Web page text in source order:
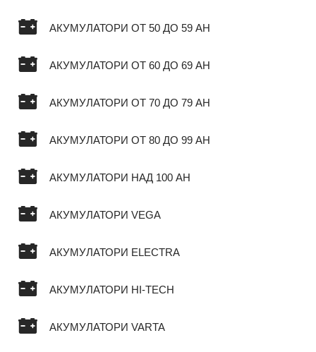
АКУМУЛАТОРИ ОТ 50 ДО 59 AH
АКУМУЛАТОРИ ОТ 60 ДО 69 AH
АКУМУЛАТОРИ ОТ 70 ДО 79 AH
АКУМУЛАТОРИ ОТ 80 ДО 99 AH
АКУМУЛАТОРИ НАД 100 AH
АКУМУЛАТОРИ VEGA
АКУМУЛАТОРИ ELECTRA
АКУМУЛАТОРИ HI-TECH
АКУМУЛАТОРИ VARTA